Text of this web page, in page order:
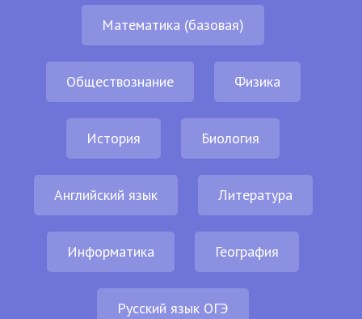
Математика (базовая)
Обществознание Физика
История Биология
Английский язык Литература
Информатика География
Русский язык ОГЭ